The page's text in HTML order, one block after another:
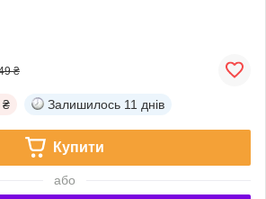
₴
₴ Залишилось 11 днів
Купити
або